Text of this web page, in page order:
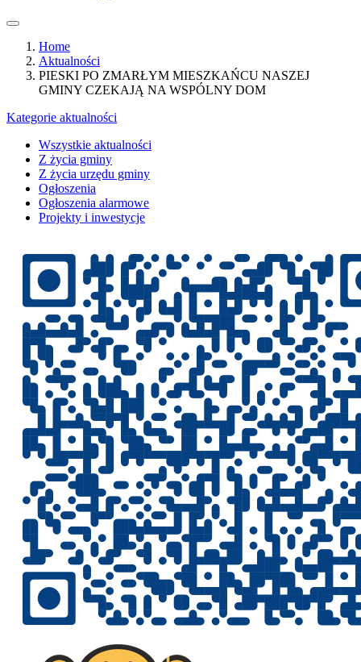
Home
Aktualności
PIESKI PO ZMARŁYM MIESZKAŃCU NASZEJ
GMINY CZEKAJĄ NA WSPÓLNY DOM
Kategorie aktualności
Wszystkie aktualności
Z życia gminy
Z życia urzędu gminy
Ogłoszenia
Ogłoszenia alarmowe
Projekty i inwestycje